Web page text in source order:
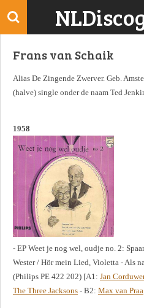
Ga
deFrans van Schaik
Alias De Zingende Zwerver. Geb.
(halve) single onder de naam Ted
1958
- EP Weet je nog wel, oudje no. 2:
Wester / Hör mein Lied, Violetta - Als
(Philips PE 422 202) [A1: Jan
The Three Jacksons - B2: Max van